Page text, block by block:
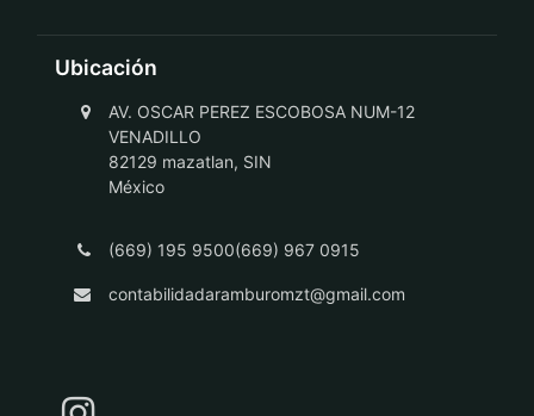
Ubicación
AV. OSCAR PEREZ ESCOBOSA NUM-12
VENADILLO
82129 mazatlan, SIN
México
(669) 195 9500(669) 967 0915
contabilidadaramburomzt@gmail.com